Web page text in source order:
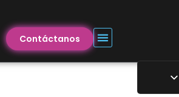
Contáctanos